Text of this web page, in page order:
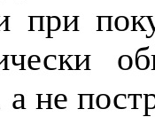
при
не